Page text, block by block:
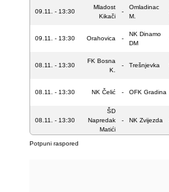
09.11. - 13:30
Mladost
Kikači
-
Omladinac
M.
09.11. - 13:30 Orahovica -
NK Dinamo
DM
08.11. - 13:30
FK Bosna
K.
- Trešnjevka
08.11. - 13:30 NK Čelić - OFK Gradina
08.11. - 13:30
ŠD
Napredak
Matići
- NK Zvijezda
Potpuni raspored